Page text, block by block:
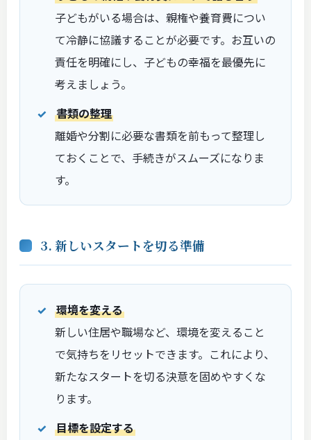
子どもがいる場合は、親権や養育費につい
て冷静に協議することが必要です。お互いの
責任を明確にし、子どもの幸福を最優先に
考えましょう。
書類の整理
離婚や分割に必要な書類を前もって整理し
ておくことで、手続きがスムーズになりま
す。
3. 新しいスタートを切る準備
環境を変える
新しい住居や職場など、環境を変えること
で気持ちをリセットできます。これにより、
新たなスタートを切る決意を固めやすくな
ります。
目標を設定する